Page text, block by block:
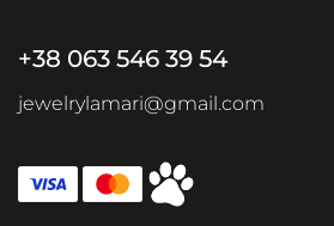
+38 063 546 39 54
jewelrylamari@gmail.com